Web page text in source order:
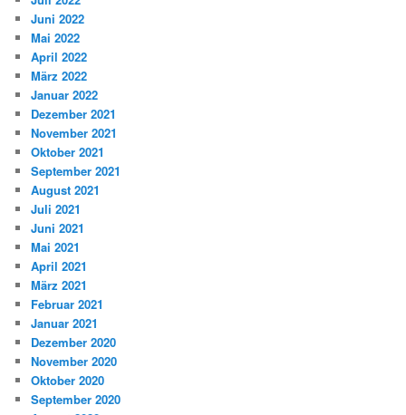
Juni 2022
Mai 2022
April 2022
März 2022
Januar 2022
Dezember 2021
November 2021
Oktober 2021
September 2021
August 2021
Juli 2021
Juni 2021
Mai 2021
April 2021
März 2021
Februar 2021
Januar 2021
Dezember 2020
November 2020
Oktober 2020
September 2020